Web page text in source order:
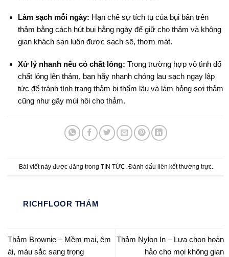
Làm sạch mỗi ngày: Hạn chế sự tích tụ của bụi bẩn trên
thảm bằng cách hút bụi hằng ngày để giữ cho thảm và không
gian khách sạn luôn được sạch sẽ, thơm mát.
Xử lý nhanh nếu có chất lỏng: Trong trường hợp vô tình đổ
chất lỏng lên thảm, bạn hãy nhanh chóng lau sạch ngay lập
tức để tránh tình trạng thảm bị thấm lâu và làm hỏng sợi thảm
cũng như gây mùi hôi cho thảm.
Bài viết này được đăng trong TIN TỨC. Đánh dấu liên kết thường trực.
RICHFLOOR THẢM
Thảm Brownie – Mềm mại, êm
ái, màu sắc sang trọng
Thảm Nylon In – Lựa chọn hoàn
hảo cho mọi không gian